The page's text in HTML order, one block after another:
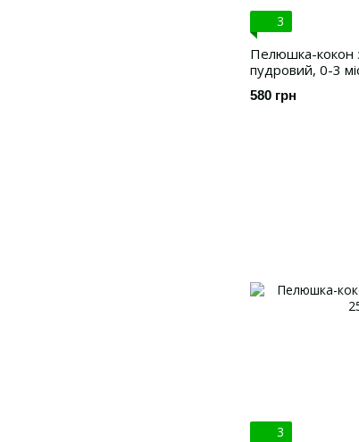
3
Пелюшка-кокон
пудровий, 0-3
580 грн
3